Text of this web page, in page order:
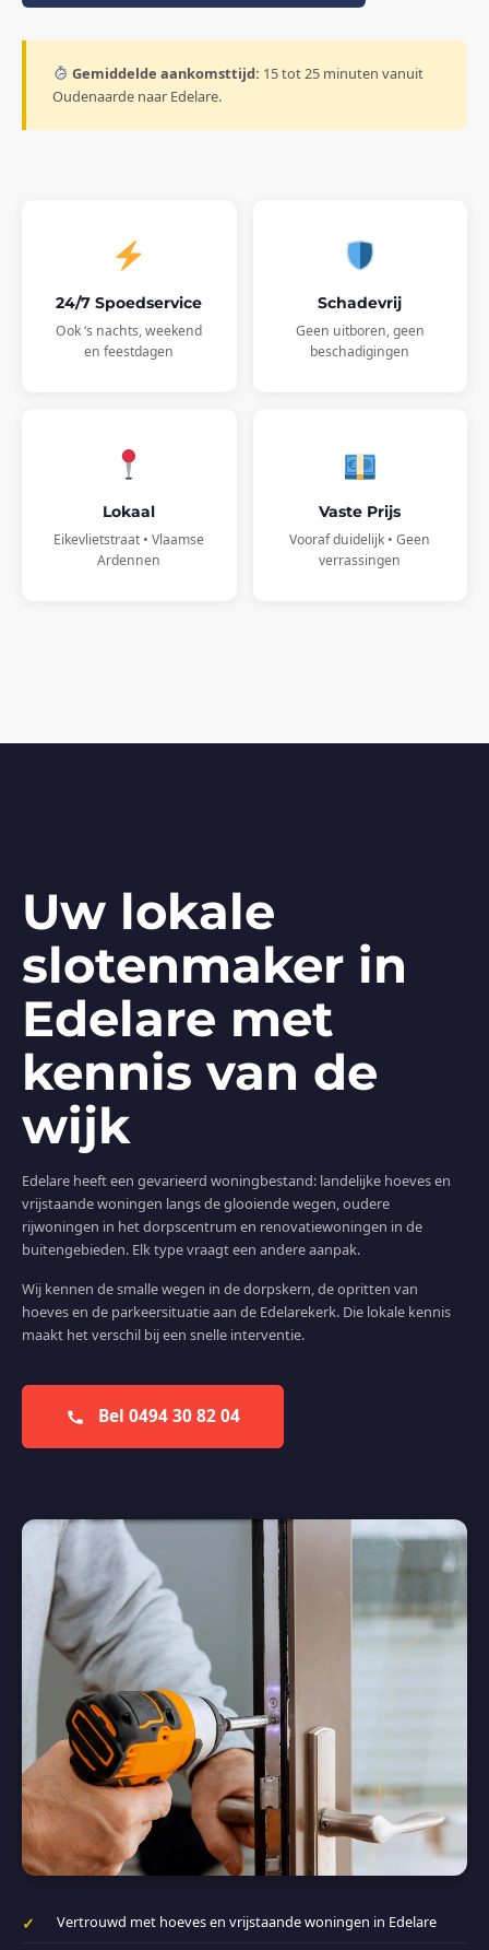
Gemiddelde aankomsttijd: 15 tot 25 minuten vanuit
Oudenaarde naar Edelare.
24/7 Spoedservice
Ook ‘s nachts, weekend
en feestdagen
Schadevrij
Geen uitboren, geen
beschadigingen
Lokaal
Eikevlietstraat • Vlaamse
Ardennen
Vaste Prijs
Vooraf duidelijk • Geen
verrassingen
Uw lokale
slotenmaker in
Edelare met
kennis van de
wijk
Edelare heeft een gevarieerd woningbestand: landelijke hoeves en
vrijstaande woningen langs de glooiende wegen, oudere
rijwoningen in het dorpscentrum en renovatiewoningen in de
buitengebieden. Elk type vraagt een andere aanpak.
Wij kennen de smalle wegen in de dorpskern, de opritten van
hoeves en de parkeersituatie aan de Edelarekerk. Die lokale kennis
maakt het verschil bij een snelle interventie.
Bel 0494 30 82 04
Vertrouwd met hoeves en vrijstaande woningen in Edelare